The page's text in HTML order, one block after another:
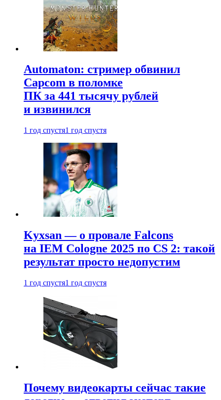
Automaton: стример обвинил
Capcom в поломке
ПК за 441 тысячу рублей
и извинился
1 год спустя1 год спустя
Kyxsan — о провале Falcons
на IEM Cologne 2025 по CS 2: такой
результат просто недопустим
1 год спустя1 год спустя
Почему видеокарты сейчас такие